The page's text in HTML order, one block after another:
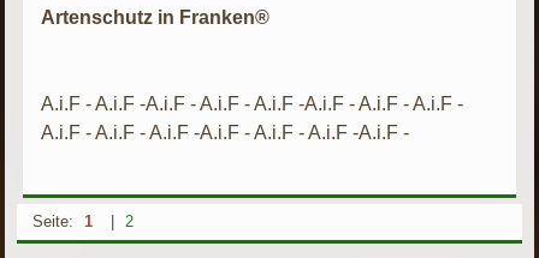
Artenschutz in Franken®
A.i.F - A.i.F -A.i.F - A.i.F - A.i.F -A.i.F - A.i.F - A.i.F -
A.i.F - A.i.F - A.i.F -A.i.F - A.i.F - A.i.F -A.i.F -
Seite: 1 | 2